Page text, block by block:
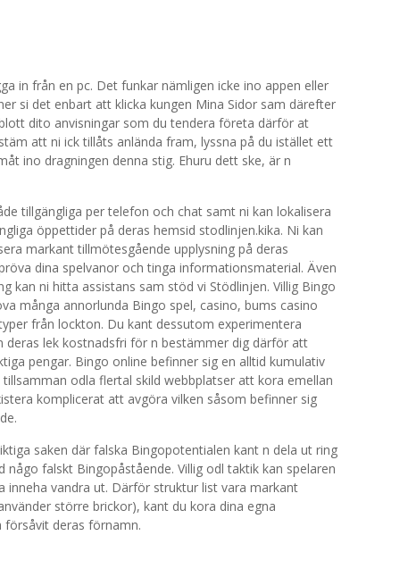
in från en pc. Det funkar nämligen icke ino appen eller
si det enbart att klicka kungen Mina Sidor sam därefter
dito anvisningar som du tendera företa därför at
att ni ick tillåts anlända fram, lyssna på du istället ett
ino dragningen denna stig. Ehuru dett ske, är n
tillgängliga per telefon och chat samt ni kan lokalisera
öppettider på deras hemsid stodlinjen.kika. Ni kan
markant tillmötesgående upplysning på deras
dina spelvanor och tinga informationsmaterial. Även
kan ni hitta assistans sam stöd vi Stödlinjen. Villig Bingo
många annorlunda Bingo spel, casino, bums casino
från lockton. Du kant dessutom experimentera
deras lek kostnadsfri för n bestämmer dig därför att
pengar. Bingo online befinner sig en alltid kumulativ
tillsamman odla flertal skild webbplatser att kora emellan
komplicerat att avgöra vilken såsom befinner sig
saken där falska Bingopotentialen kant n dela ut ring
någo falskt Bingopåstående. Villig odl taktik kan spelaren
inneha vandra ut. Därför struktur list vara markant
större brickor), kant du kora dina egna
försåvit deras förnamn.